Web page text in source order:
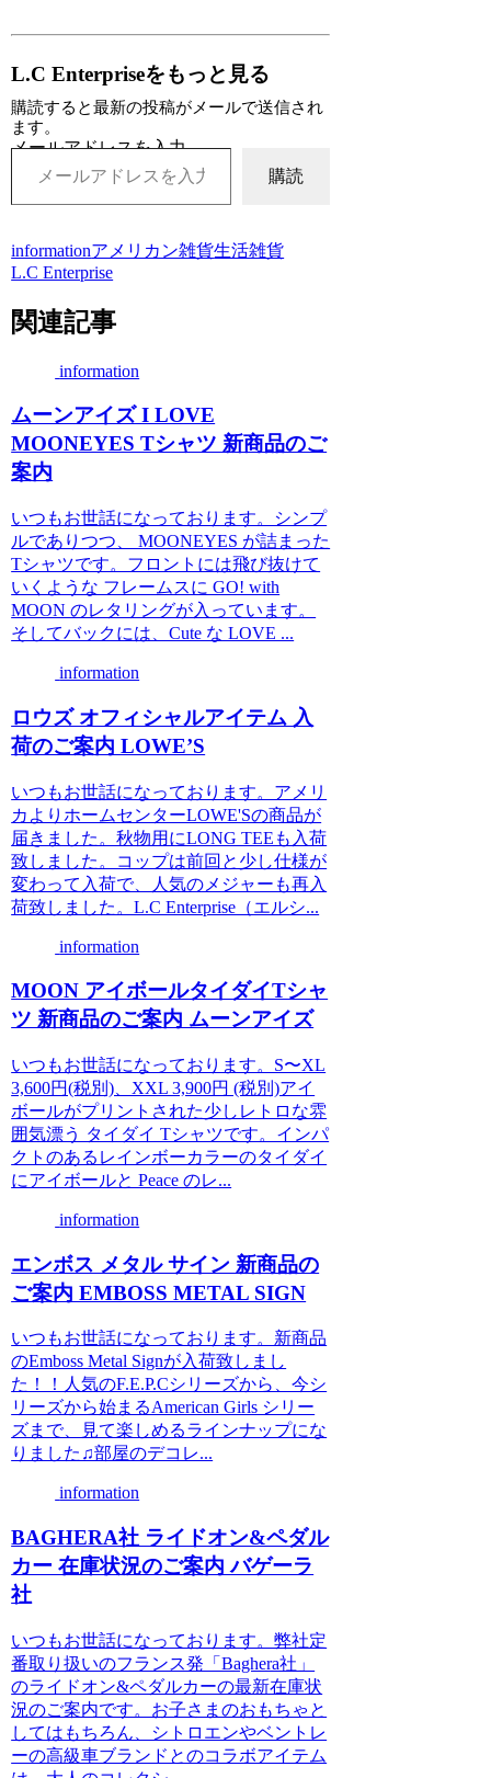
L.C Enterpriseをもっと見る
購読すると最新の投稿がメールで送信され
ます。
メールアドレスを入力...
購読
informationアメリカン雑貨生活雑貨
L.C Enterprise
関連記事
information
ムーンアイズ I LOVE
MOONEYES Tシャツ 新商品のご
案内
いつもお世話になっております。シンプ
ルでありつつ、 MOONEYES が詰まった
Tシャツです。フロントには飛び抜けて
いくような フレームスに GO! with
MOON のレタリングが入っています。
そしてバックには、Cute な LOVE ...
information
ロウズ オフィシャルアイテム 入
荷のご案内 LOWE’S
いつもお世話になっております。アメリ
カよりホームセンターLOWE'Sの商品が
届きました。秋物用にLONG TEEも入荷
致しました。コップは前回と少し仕様が
変わって入荷で、人気のメジャーも再入
荷致しました。L.C Enterprise（エルシ...
information
MOON アイボールタイダイTシャ
ツ 新商品のご案内 ムーンアイズ
いつもお世話になっております。S〜XL
3,600円(税別)、XXL 3,900円 (税別)アイ
ボールがプリントされた少しレトロな雰
囲気漂う タイダイ Tシャツです。インパ
クトのあるレインボーカラーのタイダイ
にアイボールと Peace のレ...
information
エンボス メタル サイン 新商品の
ご案内 EMBOSS METAL SIGN
いつもお世話になっております。新商品
のEmboss Metal Signが入荷致しまし
た！！人気のF.E.P.Cシリーズから、今シ
リーズから始まるAmerican Girls シリー
ズまで、見て楽しめるラインナップにな
りました♫部屋のデコレ...
information
BAGHERA社 ライドオン&ペダル
カー 在庫状況のご案内 バゲーラ
社
いつもお世話になっております。弊社定
番取り扱いのフランス発「Baghera社」
のライドオン&ペダルカーの最新在庫状
況のご案内です。お子さまのおもちゃと
してはもちろん、シトロエンやベントレ
ーの高級車ブランドとのコラボアイテム